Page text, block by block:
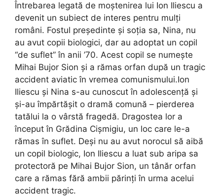
Întrebarea legată de moștenirea lui Ion Iliescu a
devenit un subiect de interes pentru mulți
români. Fostul președinte și soția sa, Nina, nu
au avut copii biologici, dar au adoptat un copil
“de suflet” în anii ’70. Acest copil se numește
Mihai Bujor Sion și a rămas orfan după un tragic
accident aviatic în vremea comunismului.Ion
Iliescu și Nina s-au cunoscut în adolescență și
și-au împărtășit o dramă comună – pierderea
tatălui la o vârstă fragedă. Dragostea lor a
început în Grădina Cișmigiu, un loc care le-a
rămas în suflet. Deși nu au avut norocul să aibă
un copil biologic, Ion Iliescu a luat sub aripa sa
protectoră pe Mihai Bujor Sion, un tânăr orfan
care a rămas fără ambii părinți în urma acelui
accident tragic.